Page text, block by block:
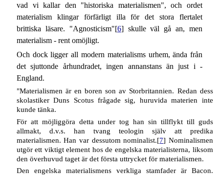
vad vi kallar den "historiska materialismen", och ordet
materialism klingar förfärligt illa för det stora flertalet
brittiska läsare. "Agnosticism"[6] skulle väl gå an, men
materialism - rent omöjligt.
Och dock ligger all modern materialisms urhem, ända från
det sjuttonde århundradet, ingen annanstans än just i -
England.
"Materialismen är en boren son av Storbritannien. Redan dess
skolastiker Duns Scotus frågade sig, huruvida materien inte
kunde tänka.
För att möjliggöra detta under tog han sin tillflykt till guds
allmakt, d.v.s. han tvang teologin själv att predika
materialismen. Han var dessutom nominalist.[7] Nominalismen
utgör ett viktigt element hos de engelska materialisterna, liksom
den överhuvud taget är det första uttrycket för materialismen.
Den engelska materialismens verkliga stamfader är Bacon.